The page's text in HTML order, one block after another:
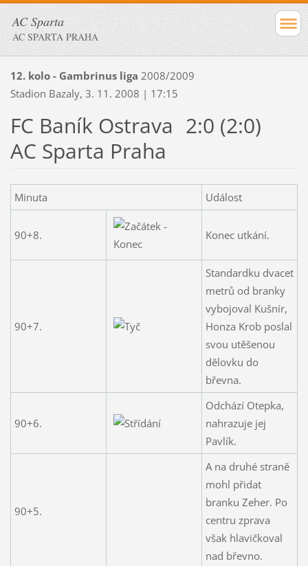
AC Sparta
AC SPARTA PRAHA
12. kolo - Gambrinus liga 2008/2009
Stadion Bazaly, 3. 11. 2008 | 17:15
FC Baník Ostrava 2:0 (2:0)
AC Sparta Praha
Minuta Událost
90+8. Konec utkání.
90+7.
Standardku dvacet
metrů od branky
vybojoval Kušnír,
Honza Krob poslal
svou utěšenou
dělovku do
břevna.
90+6.
Odchází Otepka,
nahrazuje jej
Pavlík.
90+5.
A na druhé straně
mohl přidat
branku Zeher. Po
centru zprava
však hlavičkoval
nad břevno.